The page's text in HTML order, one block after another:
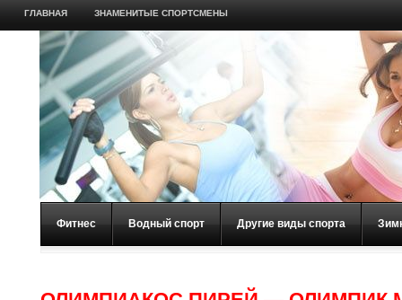
ГЛАВНАЯ ЗНАМЕНИТЫЕ СПОРТСМЕНЫ
Фитнес Водный спорт Другие виды спорта